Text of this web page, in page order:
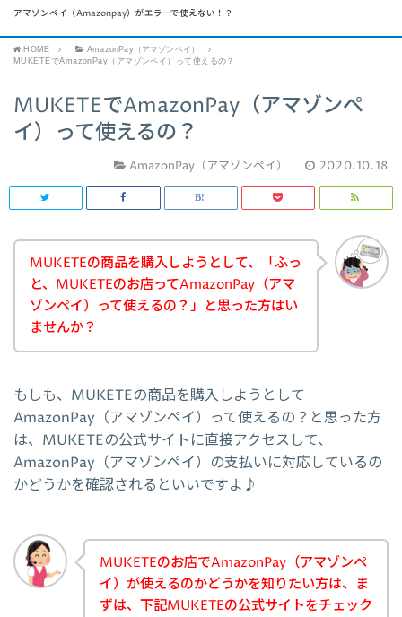
アマゾンペイ（Amazonpay）がエラーで使えない！？
HOME
AmazonPay（アマゾンペイ）
MUKETEでAmazonPay（アマゾンペイ）って使えるの？
MUKETEでAmazonPay（アマゾンペ
イ）って使えるの？
AmazonPay（アマゾンペイ） 2020.10.18
MUKETEの商品を購入しようとして、「ふっ
と、MUKETEのお店ってAmazonPay（アマ
ゾンペイ）って使えるの？」と思った方はい
ませんか？
もしも、MUKETEの商品を購入しようとして
AmazonPay（アマゾンペイ）って使えるの？と思った方
は、MUKETEの公式サイトに直接アクセスして、
AmazonPay（アマゾンペイ）の支払いに対応しているの
かどうかを確認されるといいですよ♪
MUKETEのお店でAmazonPay（アマゾンペ
イ）が使えるのかどうかを知りたい方は、ま
ずは、下記MUKETEの公式サイトをチェック